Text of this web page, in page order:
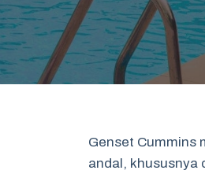
Genset Cummins
andal, khususnya